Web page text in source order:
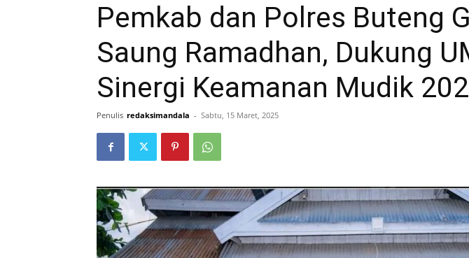
Pemkab dan Polres Buteng
Saung Ramadhan, Dukung
Sinergi Keamanan Mudik
Penulis redaksimandala - Sabtu, 15 Maret, 2025